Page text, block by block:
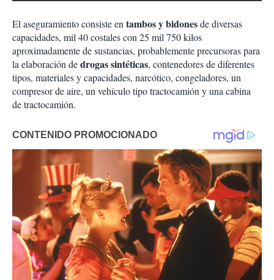
El aseguramiento consiste entambos y bidonesde diversas
capacidades, mil 40 costales con 25 mil 750 kilos
aproximadamente de sustancias, probablemente precursoras para
la elaboración dedrogas sintéticas, contenedores de diferentes
tipos, materiales y capacidades, narcótico, congeladores, un
compresor de aire, un vehículo tipo tractocamión y una cabina
de tractocamión.